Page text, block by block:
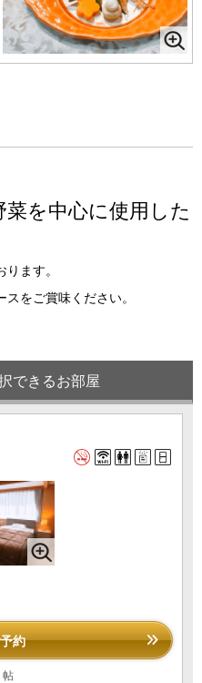
を中心に使用した
ます。
をご賞味ください。
できるお部屋
約
帖